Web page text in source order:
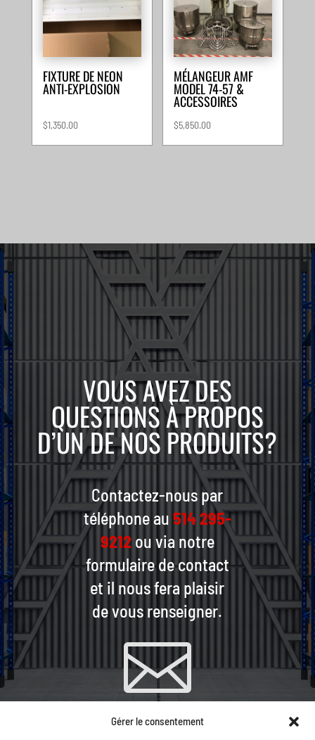
Gérer le consentement
FIXTURE DE NEON
ANTI-EXPLOSION
$1,350.00
MÉLANGEUR AMF
MODEL 74-57 &
ACCESSOIRES
$5,850.00
VOUS AVEZ DES
QUESTIONS À PROPOS
D’UN DE NOS PRODUITS?
Contactez-nous par
téléphone au 514 295-
9212ou via notre
formulaire de contact
et il nous fera plaisir
de vous renseigner.
